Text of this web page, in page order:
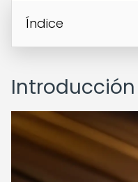
Índice
Introducción